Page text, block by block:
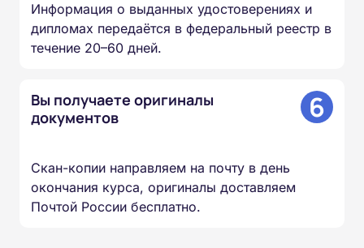
Информация о выданных удостоверениях и
дипломах передаётся в федеральный реестр в
течение 20–60 дней.
Вы получаете оригиналы
документов
6
Скан-копии направляем на почту в день
окончания курса, оригиналы доставляем
Почтой России бесплатно.